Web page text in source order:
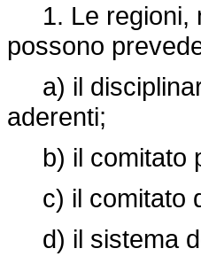
1. Le regioni,
possono
a) il
aderenti;
b) il comitato
c) il comitato
d) il sistema